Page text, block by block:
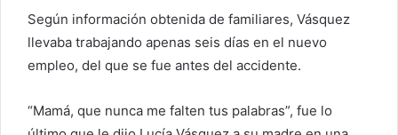
l
c
Según información obtenida de familiares, Vásquez
llevaba trabajando apenas seis días en el nuevo
empleo, del que se fue antes del accidente.
“Mamá, que nunca me falten tus palabras”, fue lo